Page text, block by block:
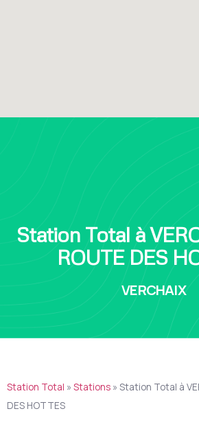
Station Total à
ROUTE DES
VERCHAIX
Station Total » Stations » Station Total à
DES HOTTES